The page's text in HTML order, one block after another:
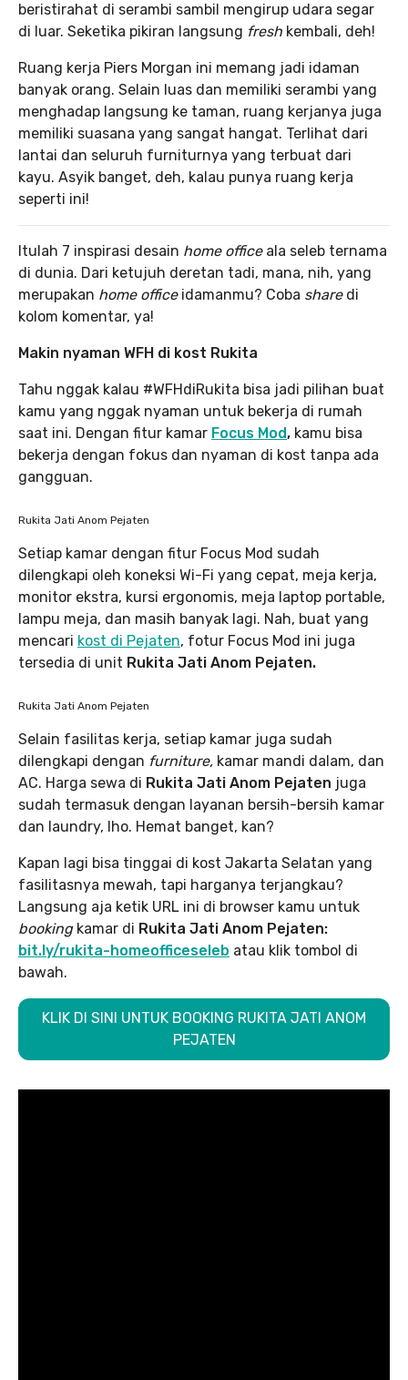
beristirahat di serambi sambil mengirup udara segar
di luar. Seketika pikiran langsung fresh kembali, deh!
Ruang kerja Piers Morgan ini memang jadi idaman
banyak orang. Selain luas dan memiliki serambi yang
menghadap langsung ke taman, ruang kerjanya juga
memiliki suasana yang sangat hangat. Terlihat dari
lantai dan seluruh furniturnya yang terbuat dari
kayu. Asyik banget, deh, kalau punya ruang kerja
seperti ini!
Itulah 7 inspirasi desain home office ala seleb ternama
di dunia. Dari ketujuh deretan tadi, mana, nih, yang
merupakan home office idamanmu? Coba share di
kolom komentar, ya!
Makin nyaman WFH di kost Rukita
Tahu nggak kalau #WFHdiRukita bisa jadi pilihan buat
kamu yang nggak nyaman untuk bekerja di rumah
saat ini. Dengan fitur kamar Focus Mod, kamu bisa
bekerja dengan fokus dan nyaman di kost tanpa ada
gangguan.
Rukita Jati Anom Pejaten
Setiap kamar dengan fitur Focus Mod sudah
dilengkapi oleh koneksi Wi-Fi yang cepat, meja kerja,
monitor ekstra, kursi ergonomis, meja laptop portable,
lampu meja, dan masih banyak lagi. Nah, buat yang
mencari kost di Pejaten, fotur Focus Mod ini juga
tersedia di unit Rukita Jati Anom Pejaten.
Rukita Jati Anom Pejaten
Selain fasilitas kerja, setiap kamar juga sudah
dilengkapi dengan furniture, kamar mandi dalam, dan
AC. Harga sewa di Rukita Jati Anom Pejaten juga
sudah termasuk dengan layanan bersih-bersih kamar
dan laundry, lho. Hemat banget, kan?
Kapan lagi bisa tinggai di kost Jakarta Selatan yang
fasilitasnya mewah, tapi harganya terjangkau?
Langsung aja ketik URL ini di browser kamu untuk
booking kamar di Rukita Jati Anom Pejaten:
bit.ly/rukita-homeofficeseleb atau klik tombol di
bawah.
KLIK DI SINI UNTUK BOOKING RUKITA JATI ANOM
PEJATEN